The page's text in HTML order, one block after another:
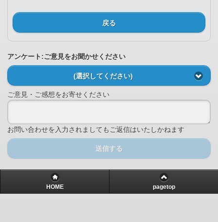
戻る
アンケート:ご意見をお聞かせください
(選択してください)
ご意見・ご感想をお寄せください
お問い合わせを入力されましてもご返信はいたしかねます
送信する
HOME pagetop